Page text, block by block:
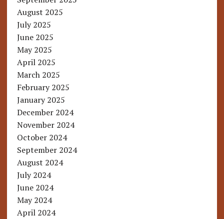
August 2025
July 2025
June 2025
May 2025
April 2025
March 2025
February 2025
January 2025
December 2024
November 2024
October 2024
September 2024
August 2024
July 2024
June 2024
May 2024
April 2024